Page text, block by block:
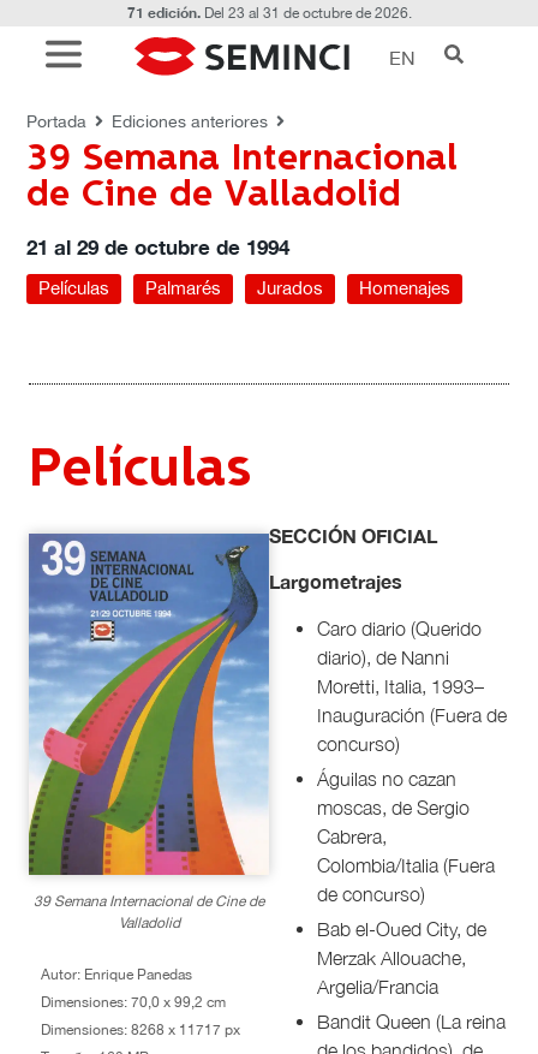
71 edición.Del 23 al 31 de octubre de 2026.
EN
Portada Ediciones anteriores
39 Semana Internacional
de Cine de Valladolid
21 al 29 de octubre de 1994
Películas Palmarés Jurados Homenajes
1994 - 39 Edición
Películas
39 Semana Internacional de Cine de
Valladolid
Autor: Enrique Panedas
Dimensiones: 70,0 x 99,2 cm
Dimensiones: 8268 x 11717 px
SECCIÓN OFICIAL
Largometrajes
Caro diario (Querido
diario), de Nanni
Moretti, Italia, 1993–
Inauguración (Fuera de
concurso)
Águilas no cazan
moscas, de Sergio
Cabrera,
Colombia/Italia (Fuera
de concurso)
Bab el-Oued City, de
Merzak Allouache,
Argelia/Francia
Bandit Queen (La reina